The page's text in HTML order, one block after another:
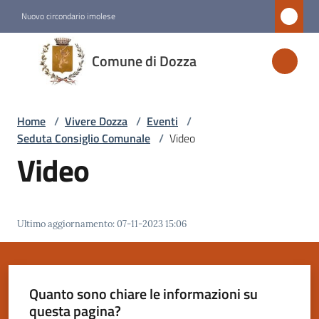
Nuovo circondario imolese
Comune di Dozza
Comune
di
Dozza
Servizi
Vivere
Dozza
Menu selezionato
Home / Vivere Dozza / Eventi /
Seduta Consiglio Comunale / Video
Video
Ultimo aggiornamento:07-11-2023 15:06
Quanto sono chiare le informazioni su
questa pagina?